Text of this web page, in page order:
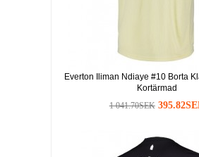
Everton Iliman Ndiaye #10 Borta
Kortärmad
1 041.70SEK